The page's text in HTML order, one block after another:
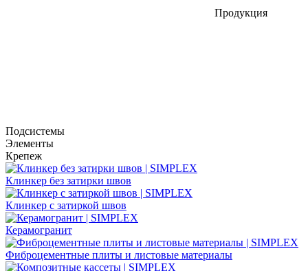
Продукция
Подсистемы
Элементы
Крепеж
Клинкер без затирки швов
Клинкер с затиркой швов
Керамогранит
Фиброцементные плиты и листовые материалы